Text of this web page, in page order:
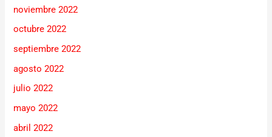
noviembre 2022
octubre 2022
septiembre 2022
agosto 2022
julio 2022
mayo 2022
abril 2022